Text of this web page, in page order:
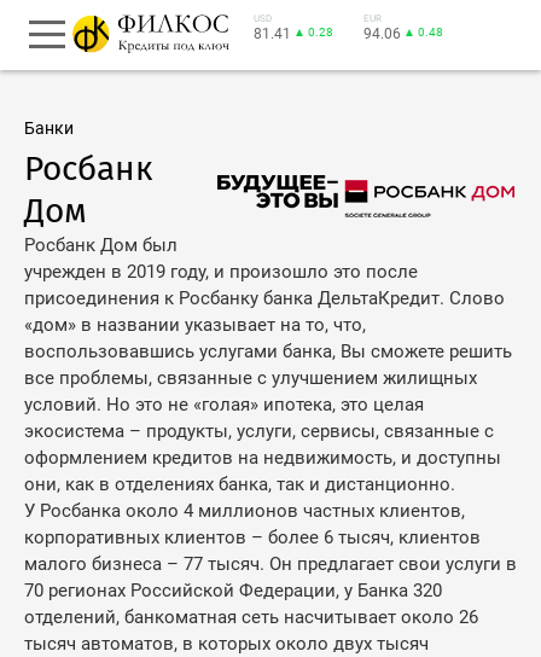
USD
81.41 ▲ 0.28
EUR
94.06 ▲ 0.48
Банки
Росбанк
Дом
Росбанк Дом был
учрежден в 2019 году, и произошло это после
присоединения к Росбанку банка ДельтаКредит. Слово
«дом» в названии указывает на то, что,
воспользовавшись услугами банка, Вы сможете решить
все проблемы, связанные с улучшением жилищных
условий. Но это не «голая» ипотека, это целая
экосистема – продукты, услуги, сервисы, связанные с
оформлением кредитов на недвижимость, и доступны
они, как в отделениях банка, так и дистанционно.
У Росбанка около 4 миллионов частных клиентов,
корпоративных клиентов – более 6 тысяч, клиентов
малого бизнеса – 77 тысяч. Он предлагает свои услуги в
70 регионах Российской Федерации, у Банка 320
отделений, банкоматная сеть насчитывает около 26
тысяч автоматов, в которых около двух тысяч